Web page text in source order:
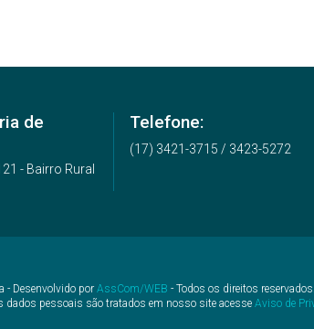
de
- Bairro Rural
Telefone:
(17) 3421-3715 / 3423-5272
- Desenvolvido por AssCom/WEB - Todos os direitos reservados.
dados pessoais são tratados em nosso site acesse Aviso de